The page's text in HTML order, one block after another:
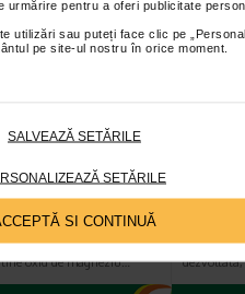
pentru a oferi publicitate
utilizări sau puteți face clic pe
pe site-ul nostru în orice moment.
SALVEAZĂ SETĂRILE
SETĂRILE
SI CONTINUĂ
este un supliment
cu o formula care
oxid de magneziu…
alimentar